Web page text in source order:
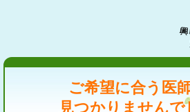
ご希望に合う医
見つかりませんで